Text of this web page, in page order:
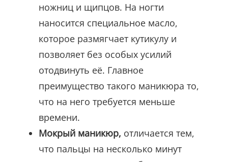
ножниц и щипцов. На ногти
наносится специальное масло,
которое размягчает кутикулу и
позволяет без особых усилий
отодвинуть её. Главное
преимущество такого маникюра то,
что на него требуется меньше
времени.
Мокрый маникюр, отличается тем,
что пальцы на несколько минут